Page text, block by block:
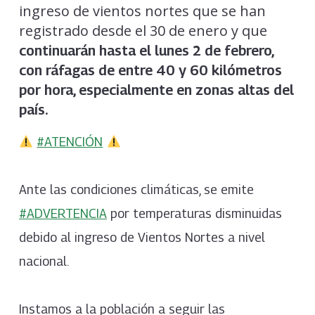
ingreso de vientos nortes que se han
registrado desde el 30 de enero y que
continuarán hasta el lunes 2 de febrero,
con ráfagas de entre 40 y 60 kilómetros
por hora, especialmente en zonas altas del
país.
#ATENCIÓN
Ante las condiciones climáticas, se emite
#ADVERTENCIApor temperaturas disminuidas
debido al ingreso de Vientos Nortes a nivel
nacional.
Instamos a la población a seguir las